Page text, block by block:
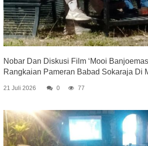
Nobar Dan Diskusi Film ‘Mooi
Rangkaian Pameran Babad Sokaraja Di
21 Juli 2026 0 77